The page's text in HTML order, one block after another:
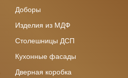
Доборы
Изделия из МДФ
Столешницы ДСП
Кухонные фасады
Дверная коробка